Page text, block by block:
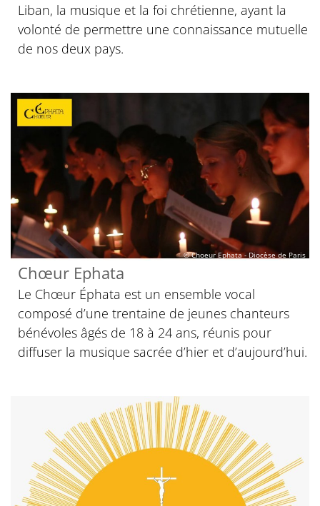
Liban, la musique et la foi chrétienne, ayant la
volonté de permettre une connaissance mutuelle
de nos deux pays.
© Choeur Ephata - Diocèse de Paris
Chœur Ephata
Le Chœur Éphata est un ensemble vocal
composé d’une trentaine de jeunes chanteurs
bénévoles âgés de 18 à 24 ans, réunis pour
diffuser la musique sacrée d’hier et d’aujourd’hui.